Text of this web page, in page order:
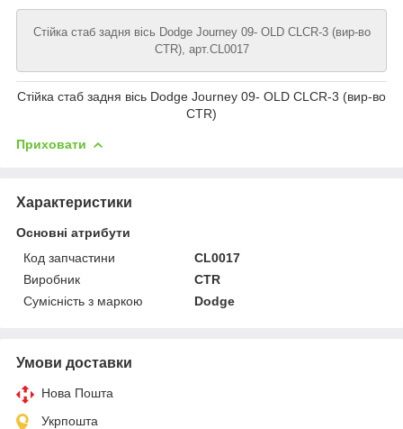
Стійка стаб задня вісь Dodge Journey 09- OLD CLCR-3 (вир-во
CTR), арт.CL0017
Стійка стаб задня вісь Dodge Journey 09- OLD CLCR-3 (вир-во
CTR)
Приховати
Характеристики
Основні атрибути
Код запчастини
CL0017
Виробник
CTR
Сумісність з маркою
Dodge
Умови доставки
Нова Пошта
Укрпошта